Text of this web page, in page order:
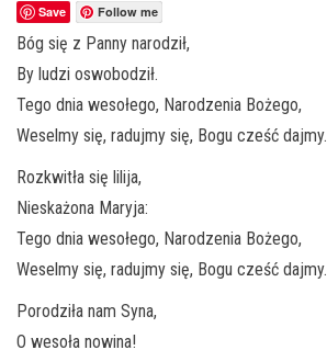
Save Follow me
Bóg się z Panny narodził,
By ludzi oswobodził.
Tego dnia wesołego, Narodzenia Bożego,
Weselmy się, radujmy się, Bogu cześć dajmy.
Rozkwitła się lilija,
Nieskażona Maryja:
Tego dnia wesołego, Narodzenia Bożego,
Weselmy się, radujmy się, Bogu cześć dajmy.
Porodziła nam Syna,
O wesoła nowina!